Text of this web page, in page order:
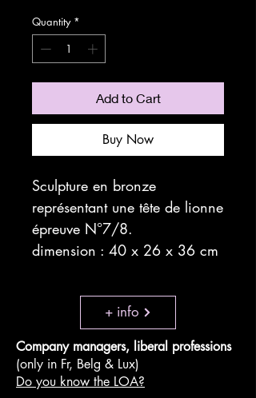
Quantity *
Add to Cart
Buy Now
Sculpture en bronze
représentant une tête de lionne
épreuve N°7/8.
dimension : 40 x 26 x 36 cm
+ info
Company managers, liberal professions
(only in Fr, Belg & Lux)
Do you know the LOA?